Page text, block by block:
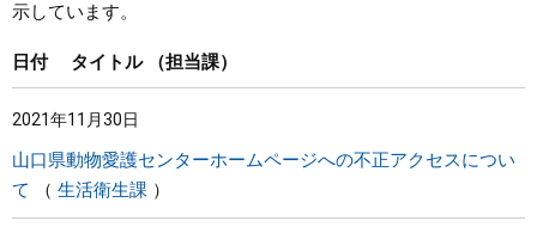
教育・文化・スポーツ
しごと・産業・観光
県政情報
示しています。
日付 タイトル 担当課
2021年11月30日
山口県動物愛護センターホームページへの不正アクセスについ
て
生活衛生課